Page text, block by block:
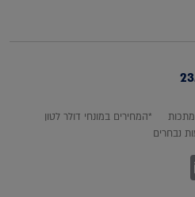
*המחירים במונחי דולר לטון
נבחרים